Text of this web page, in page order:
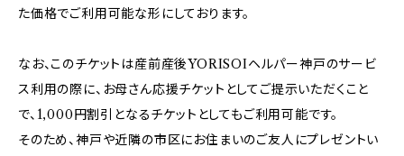
た価格でご利用可能な形にしております。
なお、このチケットは産前産後YORISOIヘルパー神戸のサービ
ス利用の際に、お母さん応援チケットとしてご提示いただくこと
で、1,000円割引となるチケットとしてもご利用可能です。
そのため、神戸や近隣の市区にお住まいのご友人にプレゼントい